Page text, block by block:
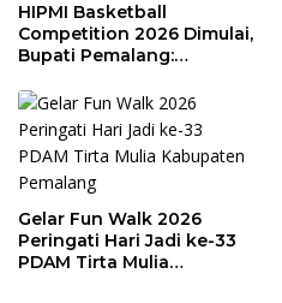
HIPMI Basketball
Competition 2026 Dimulai,
Bupati Pemalang:
Melaju
Gelar Fun Walk 2026
Peringati Hari Jadi ke-33
PDAM Tirta Mulia